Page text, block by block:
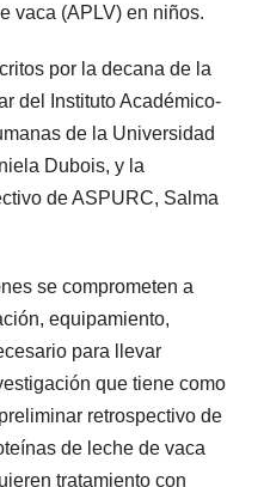
vaca (APLV) en niños.
por la decana de la
del Instituto Académico-
de la Universidad
Dubois, y la
de ASPURC, Salma
se comprometen a
equipamiento,
para llevar
que tiene como
retrospectivo de
de leche de vaca
tratamiento con